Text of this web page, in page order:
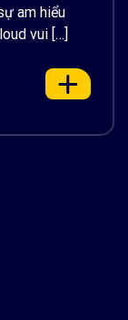
am hiểu
vui […]